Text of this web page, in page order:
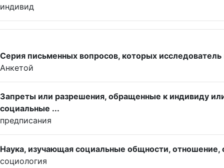
индивид
Серия письменных вопросов, которых
Анкетой
Запреты или разрешения, обращенные к индивиду
социальные ...
предписания
Наука, изучающая социальные общности, отношение,
социология